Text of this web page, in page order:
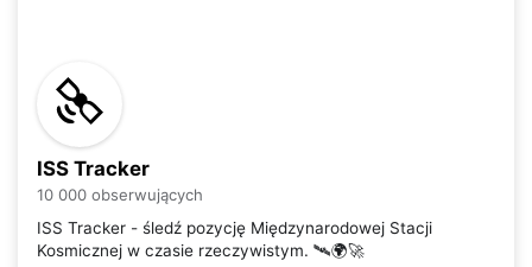
ISS Tracker
10 000 obserwujących
ISS Tracker - śledź pozycję Międzynarodowej Stacji
Kosmicznej w czasie rzeczywistym. 🛰️🌍🚀